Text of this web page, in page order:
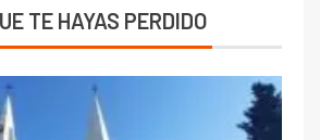
TE HAYAS PERDIDO